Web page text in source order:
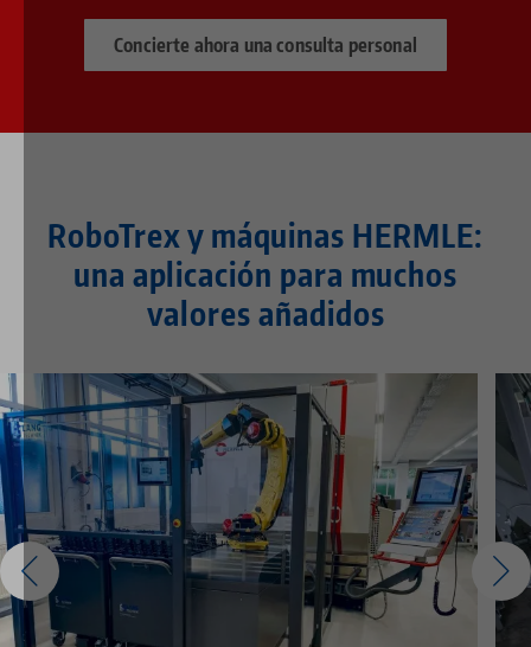
Concierte ahora una consulta personal
RoboTrex y máquinas HERMLE:
una aplicación para muchos
valores añadidos